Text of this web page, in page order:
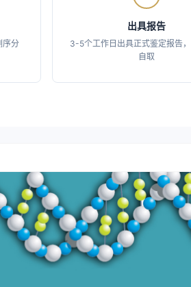
序分
出具报告
3-5个工作日出具正式鉴定报告
自取